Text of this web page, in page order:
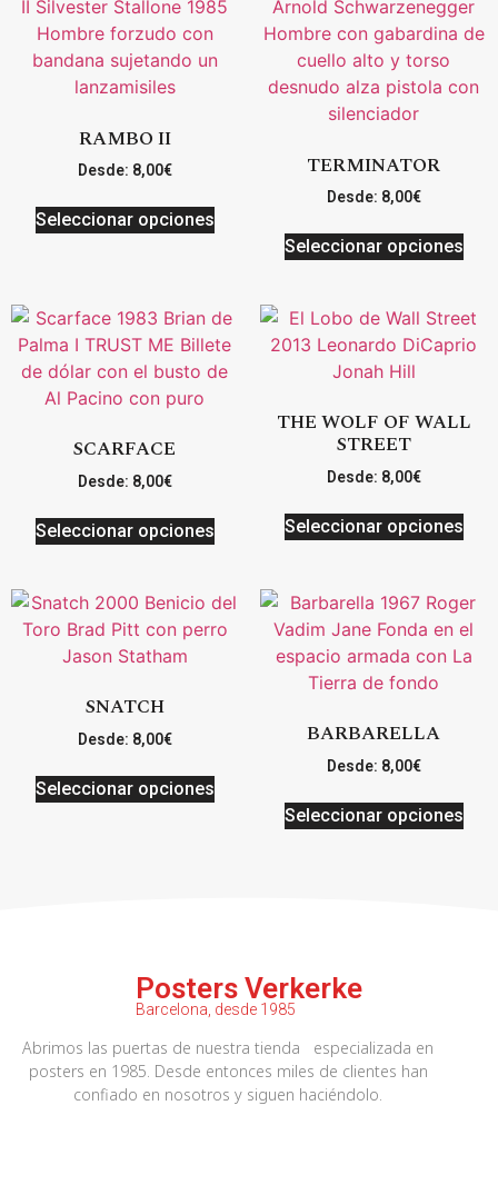
RAMBO II
Desde: 8,00€
Seleccionar opciones
TERMINATOR
Desde: 8,00€
Seleccionar opciones
SCARFACE
Desde: 8,00€
Seleccionar opciones
THE WOLF OF WALL
STREET
Desde: 8,00€
Seleccionar opciones
SNATCH
Desde: 8,00€
Seleccionar opciones
BARBARELLA
Desde: 8,00€
Seleccionar opciones
Posters Verkerke
Barcelona, desde 1985
Abrimos las puertas de nuestra tienda especializada en
posters en 1985. Desde entonces miles de clientes han
confiado en nosotros y siguen haciéndolo.